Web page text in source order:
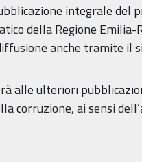
integrale del
della Regione Emilia-
anche tramite il
alle ulteriori
corruzione, ai sensi